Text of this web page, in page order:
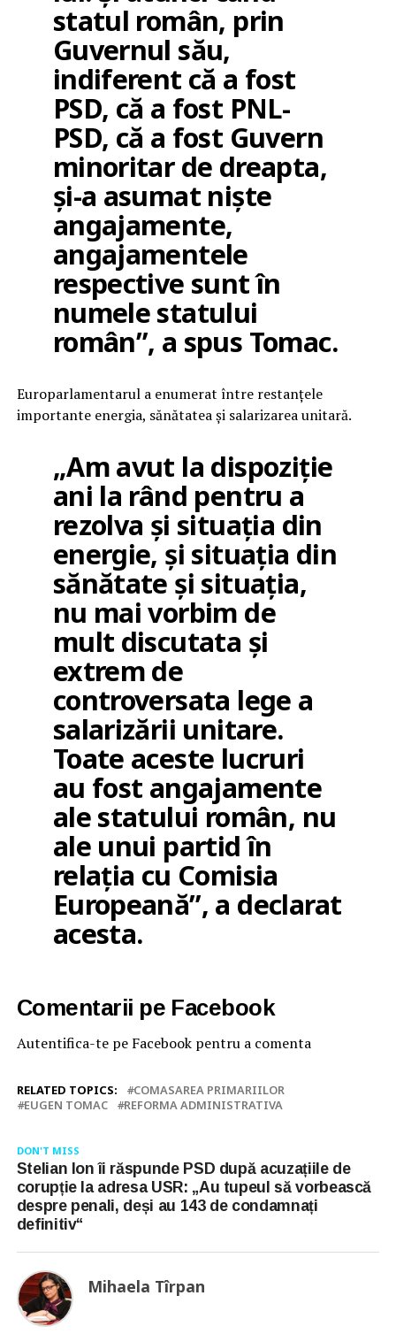
statul român, prin
Guvernul său,
indiferent că a fost
PSD, că a fost PNL-
PSD, că a fost Guvern
minoritar de dreapta,
și-a asumat niște
angajamente,
angajamentele
respective sunt în
numele statului
român”, a spus Tomac.
Europarlamentarul a enumerat între restanțele
importante energia, sănătatea și salarizarea unitară.
„Am avut la dispoziție
ani la rând pentru a
rezolva și situația din
energie, și situația din
sănătate și situația,
nu mai vorbim de
mult discutata și
extrem de
controversata lege a
salarizării unitare.
Toate aceste lucruri
au fost angajamente
ale statului român, nu
ale unui partid în
relația cu Comisia
Europeană”, a declarat
acesta.
Comentarii pe Facebook
Autentifica-te pe Facebook pentru a comenta
RELATED TOPICS:
COMASAREA PRIMARIILOR
EUGEN TOMAC
REFORMA ADMINISTRATIVA
DON'T MISS
Stelian Ion îi răspunde PSD după acuzațiile de
corupție la adresa USR: „Au tupeul să vorbească
despre penali, deși au 143 de condamnați
definitiv“
Mihaela Tîrpan